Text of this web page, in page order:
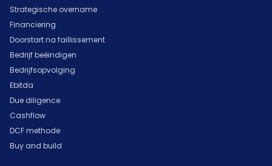
Strategische overname
Financiering
Doorstart na faillissement
Bedrijf beëindigen
Bedrijfsopvolging
Ebitda
Due diligence
Cashflow
DCF methode
Buy and build